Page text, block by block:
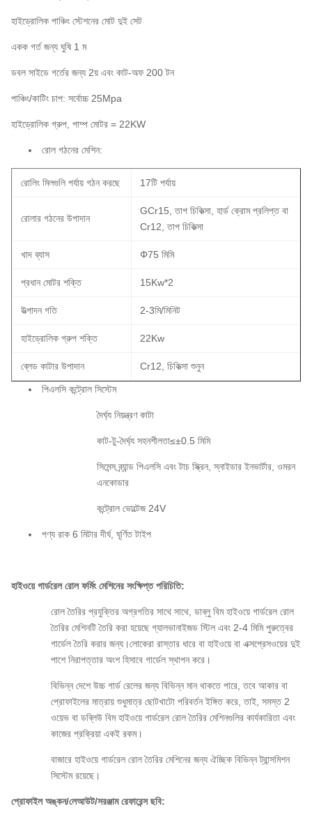
হাইড্রোলিক পাঞ্চিং স্টেশনের মোট দুই সেট
একক গর্ত জন্য ঘুষি 1 ম
ডবল সাইডে গর্তের জন্য 2য় এবং কাট-অফ 200 টন
পাঞ্চিং/কাটিং চাপ: সর্বোচ্চ 25Mpa
হাইড্রোলিক গ্রুপ, পাম্প মোটর = 22KW
রোল গঠনের মেশিন:
রোলিং মিলগুলি পর্যায় গঠন করছে 17টি পর্যায়
রোলার গঠনের উপাদান
GCr15, তাপ চিকিত্সা, হার্ড ক্রোম প্রলিপ্ত বা
Cr12, তাপ চিকিত্সা
খাদ ব্যাস Φ75 মিমি
প্রধান মোটর শক্তি 15Kw*2
উত্পাদন গতি 2-3মি/মিনিট
হাইড্রোলিক গ্রুপ শক্তি 22Kw
ব্লেড কাটার উপাদান Cr12, চিকিত্সা শুনুন
পিএলসি কন্ট্রোল সিস্টেম
দৈর্ঘ্য নিয়ন্ত্রণ কাটা
কাট-টু-দৈর্ঘ্য সহনশীলতা≤±0.5 মিমি
সিমেন্স ব্র্যান্ড পিএলসি এবং টাচ স্ক্রিন, স্নাইডার ইনভার্টার, ওমরন
এনকোডার
কন্ট্রোল ভোল্টেজ 24V
পণ্য রাক 6 মিটার দীর্ঘ, ঘূর্ণিত টাইপ
হাইওয়ে গার্ডরেল রোল ফর্মিং মেশিনের সংক্ষিপ্ত পরিচিতি:
রোল তৈরির প্রযুক্তির অগ্রগতির সাথে সাথে, ডাব্লু বিম হাইওয়ে গার্ডরেল রোল
তৈরির মেশিনটি তৈরি করা হয়েছে গ্যালভানাইজড স্টিল এবং 2-4 মিমি পুরুত্বের
গার্ডেল তৈরি করার জন্য।লোকেরা রাস্তার ধারে বা হাইওয়ে বা এক্সপ্রেসওয়ের দুই
পাশে নিরাপত্তার অংশ হিসাবে গার্ডেল স্থাপন করে।
বিভিন্ন দেশে উচ্চ গার্ড রেলের জন্য বিভিন্ন মান থাকতে পারে, তবে আকার বা
প্রোফাইলের মাত্রায় শুধুমাত্র ছোটখাটো পরিবর্তন ইঙ্গিত করে, তাই, সমস্ত 2
ওয়েভ বা ডব্লিউ বিম হাইওয়ে গার্ডরেল রোল তৈরির মেশিনগুলির কার্যকারিতা এবং
কাজের প্রক্রিয়া একই রকম।
বাজারে হাইওয়ে গার্ডরেল রোল তৈরির মেশিনের জন্য ঐচ্ছিক বিভিন্ন ট্রান্সমিশন
সিস্টেম রয়েছে।
প্রোফাইল অঙ্কন/লেআউট/সরঞ্জাম রেফারেন্স ছবি: